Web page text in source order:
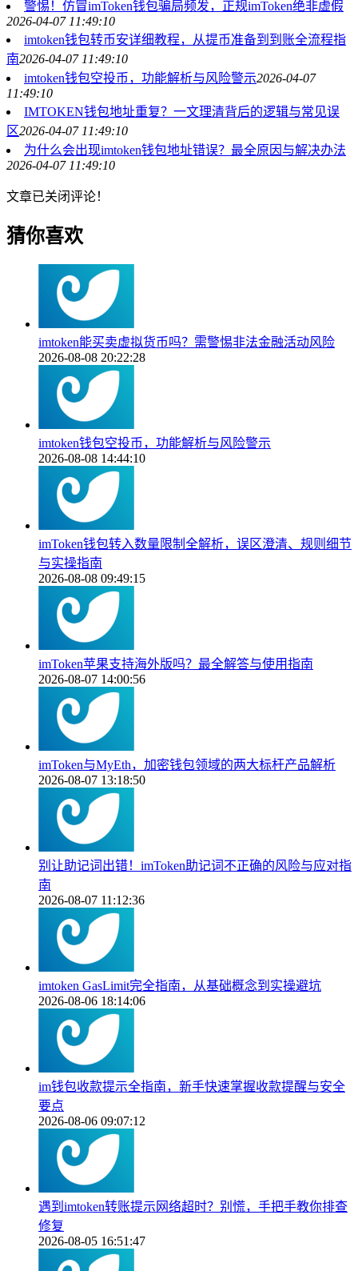
警惕！仿冒imToken钱包骗局频发，正规imToken绝非虚假
2026-04-07 11:49:10
imtoken钱包转币安详细教程，从提币准备到到账全流程指
南2026-04-07 11:49:10
imtoken钱包空投币，功能解析与风险警示2026-04-07
11:49:10
IMTOKEN钱包地址重复？一文理清背后的逻辑与常见误
区2026-04-07 11:49:10
为什么会出现imtoken钱包地址错误？最全原因与解决办法
2026-04-07 11:49:10
文章已关闭评论！
猜你喜欢
imtoken能买卖虚拟货币吗？需警惕非法金融活动风险
2026-08-08 20:22:28
imtoken钱包空投币，功能解析与风险警示
2026-08-08 14:44:10
imToken钱包转入数量限制全解析，误区澄清、规则细节
与实操指南
2026-08-08 09:49:15
imToken苹果支持海外版吗？最全解答与使用指南
2026-08-07 14:00:56
imToken与MyEth，加密钱包领域的两大标杆产品解析
2026-08-07 13:18:50
别让助记词出错！imToken助记词不正确的风险与应对指
南
2026-08-07 11:12:36
imtoken GasLimit完全指南，从基础概念到实操避坑
2026-08-06 18:14:06
im钱包收款提示全指南，新手快速掌握收款提醒与安全
要点
2026-08-06 09:07:12
遇到imtoken转账提示网络超时？别慌，手把手教你排查
修复
2026-08-05 16:51:47